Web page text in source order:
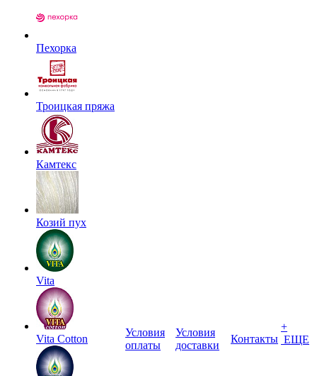
Пехорка
Троицкая пряжа
Камтекс
Козий пух
Vita
Vita Cotton
Условия
оплаты
Условия
доставки
Контакты
+
ЕЩЕ